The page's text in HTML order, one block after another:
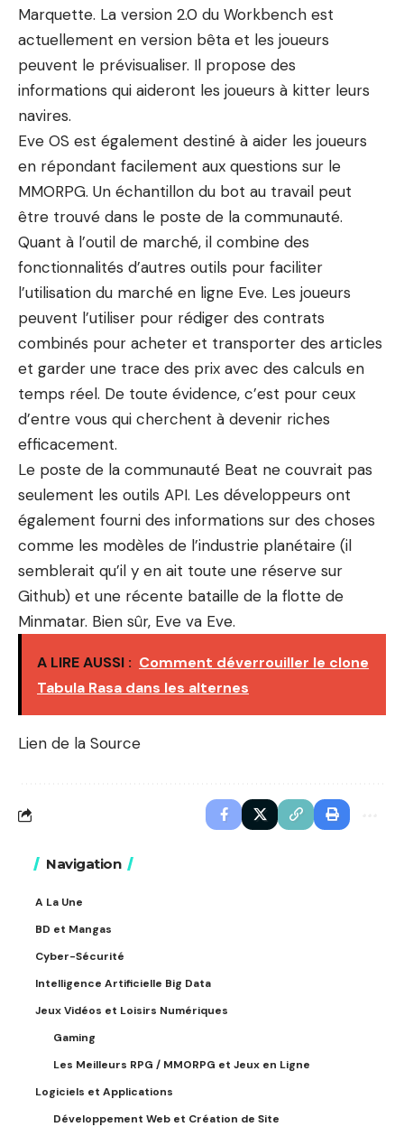
Marquette. La version 2.0 du Workbench est
actuellement en version bêta et les joueurs
peuvent le prévisualiser. Il propose des
informations qui aideront les joueurs à kitter leurs
navires.
Eve OS est également destiné à aider les joueurs
en répondant facilement aux questions sur le
MMORPG. Un échantillon du bot au travail peut
être trouvé dans le poste de la communauté.
Quant à l’outil de marché, il combine des
fonctionnalités d’autres outils pour faciliter
l’utilisation du marché en ligne Eve. Les joueurs
peuvent l’utiliser pour rédiger des contrats
combinés pour acheter et transporter des articles
et garder une trace des prix avec des calculs en
temps réel. De toute évidence, c’est pour ceux
d’entre vous qui cherchent à devenir riches
efficacement.
Le poste de la communauté Beat ne couvrait pas
seulement les outils API. Les développeurs ont
également fourni des informations sur des choses
comme les modèles de l’industrie planétaire (il
semblerait qu’il y en ait toute une réserve sur
Github) et une récente bataille de la flotte de
Minmatar. Bien sûr, Eve va Eve.
A LIRE AUSSI : Comment déverrouiller le clone
Tabula Rasa dans les alternes
Lien de la Source
Navigation
A La Une
BD et Mangas
Cyber-Sécurité
Intelligence Artificielle Big Data
Jeux Vidéos et Loisirs Numériques
Gaming
Les Meilleurs RPG / MMORPG et Jeux en Ligne
Logiciels et Applications
Développement Web et Création de Site